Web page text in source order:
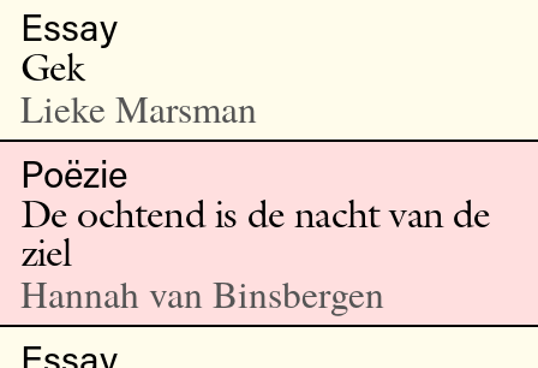
Essay
Gek
Lieke Marsman
Poëzie
De ochtend is de nacht van de
ziel
Hannah van Binsbergen
Essay